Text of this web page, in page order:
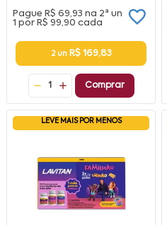
Pague R$ 69,93 na 2ª un
1 por R$ 99,90 cada
2 un R$ 169,83
1 Comprar
LEVE MAIS POR MENOS